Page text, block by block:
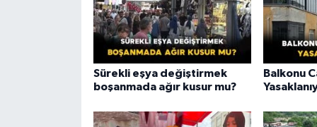
Sürekli eşya değiştirmek
boşanmada ağır kusur mu?
Balkonu